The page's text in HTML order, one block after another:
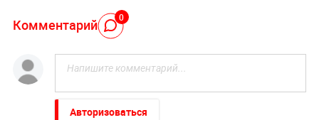
Комментарий 0
Авторизоваться